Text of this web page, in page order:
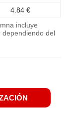
4.84 €
incluye
del